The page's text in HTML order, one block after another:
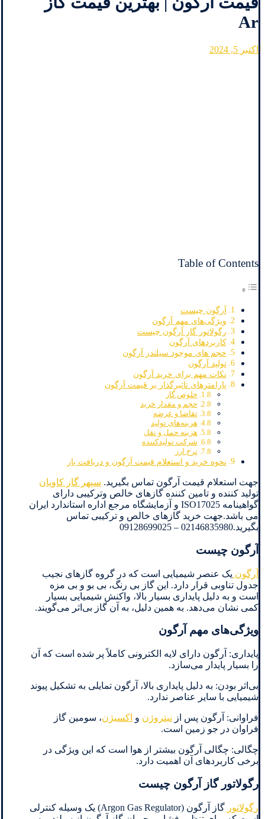
Ar
اکتبر 5, 2024
Table of Contents
آرگون چیست
ویژگی‌های مهم آرگون
رگولاتور گاز آرگون چیست
کاربردهای آرگون
حجم های موجود سیلندر آرگون
تولید آرگون
نکات مهم برای خرید آرگون
پارامترهای تاثیرگذار بر قیمت آرگون
خلوص گاز
حجم و مقدار خرید
تقاضا و عرضه
هزینه‌های تولید
هزینه حمل و نقل
شرکت تولیدکننده
نرخ ارز
نحوه خرید و استعلام قیمت آرگون و دریافت بار
جهت استعلام قیمت آرگون تماس بگیرید. سپهر گاز کاویان
تولید کننده و تامین کننده گازهای خالص وترکیبی دارای
گواهینامه ISO17025 و آزمایشگاه مرجع اداره استاندارد ایران
می باشد.جهت خرید گازهای خالص و ترکیبی تماس
بگیرید.02146835980 – 09128699025
آرگون چیست
آرگون یک عنصر شیمیایی است که در گروه گازهای نجیب
جدول تناوبی قرار دارد. این گاز بی رنگ، بی بو و بی مزه
است و به دلیل پایداری بسیار بالا، واکنش شیمیایی بسیار
کمی نشان می‌دهد. به همین دلیل، به آن گاز بی‌اثر می‌گویند.
ویژگی‌های مهم آرگون
پایداری: آرگون دارای لایه الکترونی کاملاً پر شده است که آن
را بسیار پایدار می‌سازد.
بی‌اثر بودن: به دلیل پایداری بالا، آرگون تمایلی به تشکیل پیوند
شیمیایی با سایر عناصر ندارد.
فراوانی: آرگون پس از نیتروژن و اکسیژن، سومین گاز
فراوان در جو زمین است.
چگالی: چگالی آرگون بیشتر از هوا است که این ویژگی در
برخی کاربردهای آن اهمیت دارد.
رگولاتور گاز آرگون چیست
رگولاتور
گاز آرگون (Argon Gas Regulator) یک وسیله کنترلی